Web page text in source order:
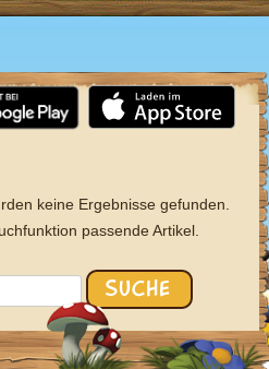
Inhalt springen
keine Ergebnisse gefunden.
passende Artikel.